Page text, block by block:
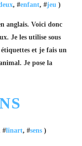
, #enfant, #jeu )
anglais. Voici donc
Je les utilise sous
et je fais un
Je pose la
#linart, #sens )